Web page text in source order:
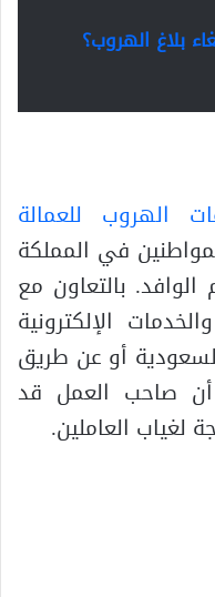
بلاغ الهروب؟
الهروب للعمالة
في المملكة
بالتعاون مع
والخدمات الإلكترونية
أو عن طريق
صاحب العمل قد
لغياب العاملين.